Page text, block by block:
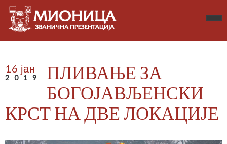
16 јан
2019
ПЛИВАЊЕ ЗА
БОГОЈАВЉЕНСКИ
КРСТ НА ДВЕ ЛОКАЦИЈЕ